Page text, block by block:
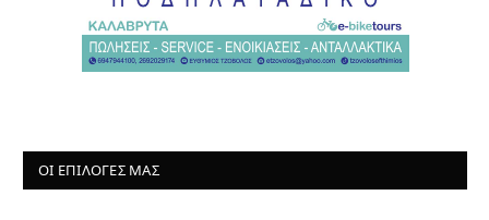
ΟΙ ΕΠΙΛΟΓΈΣ ΜΑΣ